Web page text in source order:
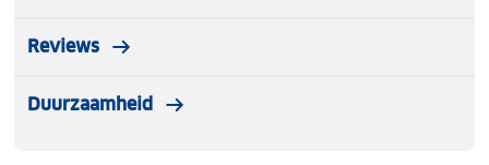
Reviews
Duurzaamheid